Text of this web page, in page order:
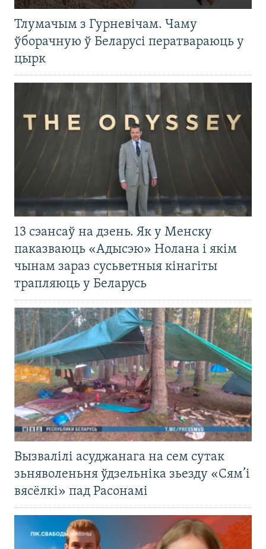
Тлумачым з Гурневічам. Чаму
ўборачную ў Беларусі ператвараюць у
цырк
13 сэансаў на дзень. Як у Менску
паказваюць «Адысэю» Нолана і якім
чынам зараз сусьветныя кінагіты
трапляюць у Беларусь
Вызвалілі асуджанага на сем сутак
зьняволеньня ўдзельніка зьезду «Сям’і
вясёлкі» пад Расонамі